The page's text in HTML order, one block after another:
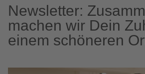
Newsletter:
machen wir Dein
einem schöneren